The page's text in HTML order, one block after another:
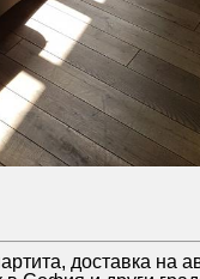
доставка на